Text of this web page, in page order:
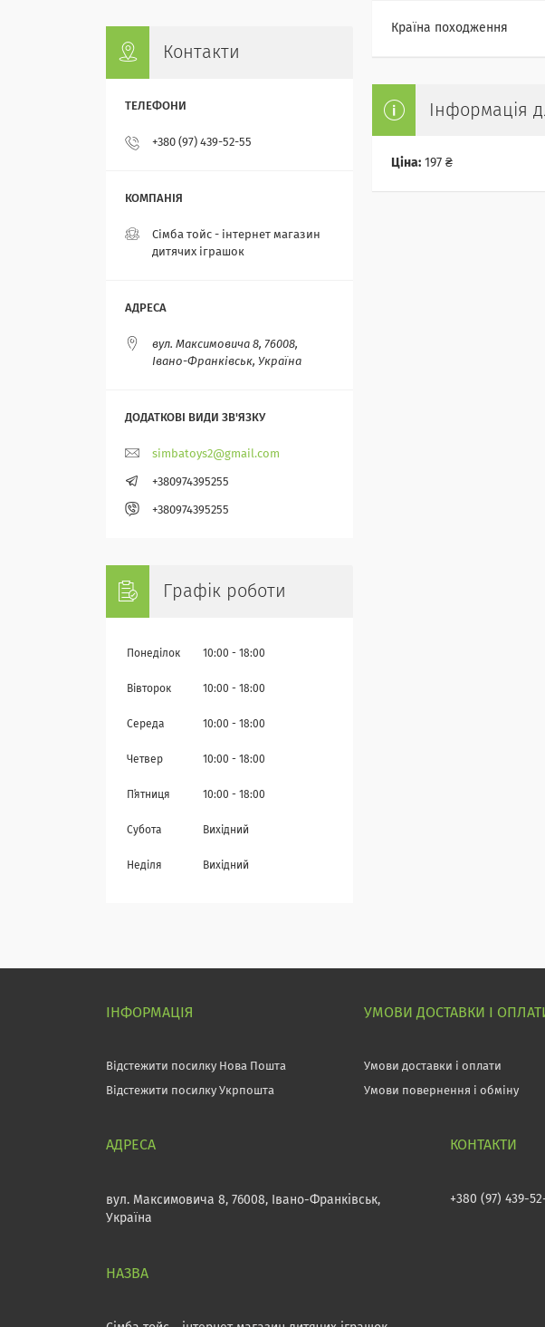
Країна походження
Інформація
Ціна: 197 ₴
Контакти
+380 (97) 439-52-55
Сімба тойс - інтернет магазин
дитячих іграшок
вул. Максимовича 8, 76008,
Івано-Франківськ, Україна
simbatoys2@gmail.com
+380974395255
+380974395255
Графік роботи
Понеділок 10:00 18:00
Вівторок 10:00 18:00
Середа 10:00 18:00
Четвер 10:00 18:00
Пʼятниця 10:00 18:00
Субота Вихідний
Неділя Вихідний
ІНФОРМАЦІЯ
Відстежити посилку Нова Пошта
Відстежити посилку Укрпошта
УМОВИ ДОСТАВКИ І
Умови доставки і оплати
Умови повернення і обміну
вул. Максимовича 8, 76008, Івано-Франківськ,
Україна
+380 (97) 439-